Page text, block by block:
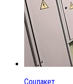
Соцпакет